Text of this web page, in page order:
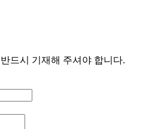
드시 기재해 주셔야 합니다.